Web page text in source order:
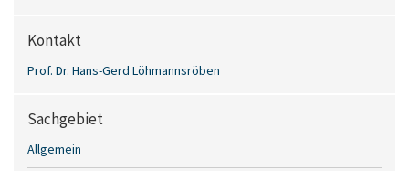
Kontakt
Prof. Dr. Hans-Gerd Löhmannsröben
Sachgebiet
Allgemein